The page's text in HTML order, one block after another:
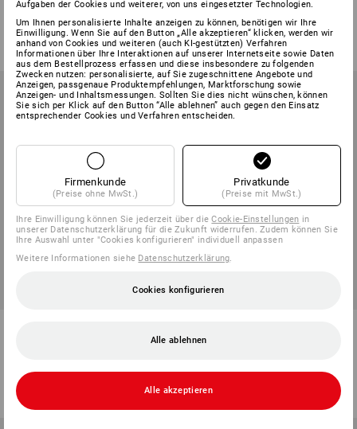
ab 4,67 €
(m. MwSt.) ab 25 Stück
Variante
ab 23,88 €
(m. MwSt.) ab 20 Stück
ab 2,51 €
(m. MwSt.) ab 25 Stück
150cm, verstellbar
(m. MwSt.)
Aufgaben der Cookies und weiterer, von uns eingesetzter Technologien.
Um Ihnen personalisierte Inhalte anzeigen zu können, benötigen wir Ihre
Einwilligung. Wenn Sie auf den Button „Alle akzeptieren“ klicken, werden wir
anhand von Cookies und weiteren (auch KI-gestützten) Verfahren
Informationen über Ihre Interaktionen auf unserer Internetseite sowie Daten
aus dem Bestellprozess erfassen und diese insbesondere zu folgenden
Zwecken nutzen: personalisierte, auf Sie zugeschnittene Angebote und
Anzeigen, passgenaue Produktempfehlungen, Marktforschung sowie
Anzeigen- und Inhaltsmessungen. Sollten Sie dies nicht wünschen, können
Sie sich per Klick auf den Button “Alle ablehnen” auch gegen den Einsatz
entsprechender Cookies und Verfahren entscheiden.
Firmenkunde
(Preise ohne MwSt.)
Privatkunde
(Preise mit MwSt.)
Ihre Einwilligung können Sie jederzeit über dieCookie-Einstellungen in
unserer Datenschutzerklärung für die Zukunft widerrufen. Zudem können Sie
Ihre Auswahl unter "Cookies konfigurieren" individuell anpassen
Weitere Informationen siehe Datenschutzerklärung
Cookies konfigurieren
Alle ablehnen
Alle akzeptieren